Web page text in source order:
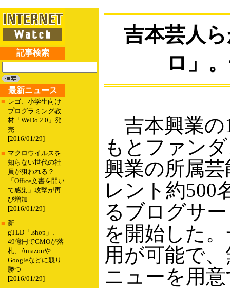
記事検索
最新ニュース
■ レゴ、小学生向け
プログラミング教
材「WeDo 2.0」発
売
[2016/01/29]
■ マクロウイルスを
知らない世代の社
員が狙われる？
「Office文書を開い
て感染」攻撃が再
び増加
[2016/01/29]
■ 新
gTLD「.shop」、
49億円でGMOが落
札、Amazonや
Googleなどに競り
勝つ
[2016/01/29]
吉本芸人
ロ」
吉本興業の
もとファン
興業の所属
レント約500
るブログサ
を開始した
用が可能で
ニューを用